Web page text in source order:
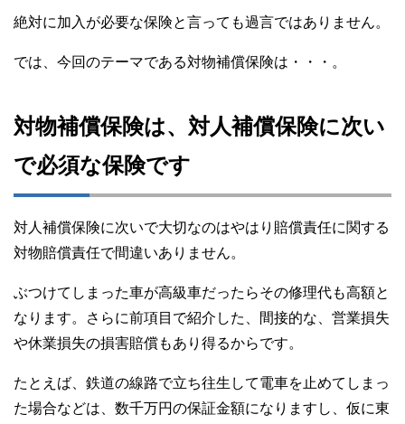
絶対に加入が必要な保険と言っても過言ではありません。
では、今回のテーマである対物補償保険は・・・。
対物補償保険は、対人補償保険に次い
で必須な保険です
対人補償保険に次いで大切なのはやはり賠償責任に関する
対物賠償責任で間違いありません。
ぶつけてしまった車が高級車だったらその修理代も高額と
なります。さらに前項目で紹介した、間接的な、営業損失
や休業損失の損害賠償もあり得るからです。
たとえば、鉄道の線路で立ち往生して電車を止めてしまっ
た場合などは、数千万円の保証金額になりますし、仮に東